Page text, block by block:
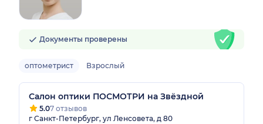
Документы проверены
оптометрист Взрослый
Салон оптики ПОСМОТРИ на Звёздной
5.07 отзывов
г Санкт-Петербург, ул Ленсовета, д 80